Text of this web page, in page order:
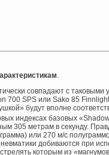
.
совпадают с таковыми
SPS или Sako 85
будут вполне
индексах базовых
305 метрам в секунду.
или 270 м/с
добиваются при
которым из